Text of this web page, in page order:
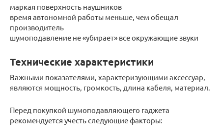
маркая поверхность наушников
время автономной работы меньше, чем обещал
производитель
шумоподавление не «убирает» все окружающие звуки
Технические характеристики
Важными показателями, характеризующими аксессуар,
являются мощность, громкость, длина кабеля, материал.
Перед покупкой шумоподавляющего гаджета
рекомендуется учесть следующие факторы: